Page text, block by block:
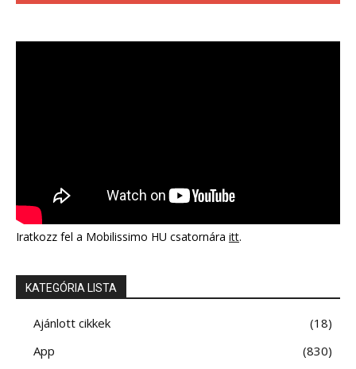
Iratkozz fel a Mobilissimo HU csatornára itt.
KATEGÓRIA LISTA
Ajánlott cikkek
18
App
830